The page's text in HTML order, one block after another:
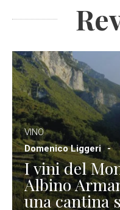
VINO
Domenico Liggeri
I vini del
Albino
una cantina